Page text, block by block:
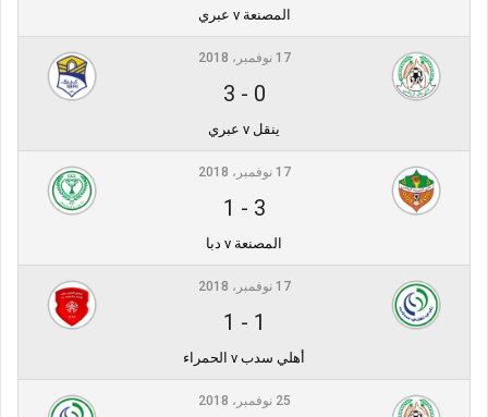
المصنعة v عبري
17 نوفمبر، 2018
0
-
3
ينقل v عبري
17 نوفمبر، 2018
3
-
1
المصنعة v دبا
17 نوفمبر، 2018
1
-
1
أهلي سدب v الحمراء
25 نوفمبر، 2018